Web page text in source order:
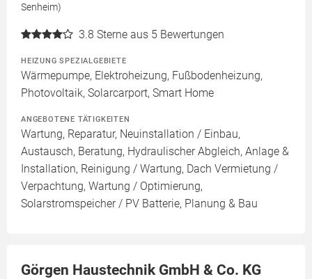
Senheim)
3.8 Sterne aus 5 Bewertungen
HEIZUNG SPEZIALGEBIETE
Wärmepumpe, Elektroheizung, Fußbodenheizung,
Photovoltaik, Solarcarport, Smart Home
ANGEBOTENE TÄTIGKEITEN
Wartung, Reparatur, Neuinstallation / Einbau,
Austausch, Beratung, Hydraulischer Abgleich, Anlage &
Installation, Reinigung / Wartung, Dach Vermietung /
Verpachtung, Wartung / Optimierung,
Solarstromspeicher / PV Batterie, Planung & Bau
Görgen Haustechnik GmbH & Co. KG